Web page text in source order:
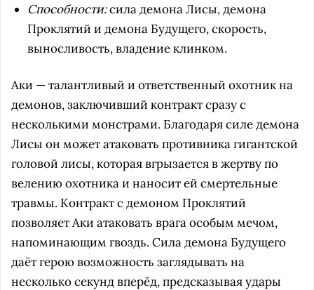
Способности:сила демона Лисы, демона
Проклятий и демона Будущего, скорость,
выносливость, владение клинком.
Аки — талантливый и ответственный охотник на
демонов, заключивший контракт сразу с
несколькими монстрами. Благодаря силе демона
Лисы он может атаковать противника гигантской
головой лисы, которая вгрызается в жертву по
велению охотника и наносит ей смертельные
травмы. Контракт с демоном Проклятий
позволяет Аки атаковать врага особым мечом,
напоминающим гвоздь. Сила демона Будущего
даёт герою возможность заглядывать на
несколько секунд вперёд, предсказывая удары